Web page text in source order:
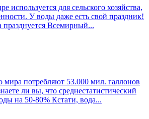
используется для сельского хозяйства,
У воды даже есть свой праздник!
Всемирный...
мира потребляют 53.000 мил. галлонов
ли вы, что среднестатистический
на 50-80% Кстати, вода...